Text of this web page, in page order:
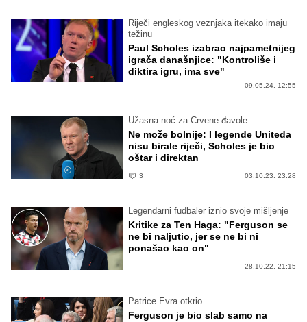
Riječi engleskog veznjaka itekako imaju
težinu
Paul Scholes izabrao najpametnijeg
igrača današnjice: "Kontroliše i
diktira igru, ima sve"
09.05.24. 12:55
Užasna noć za Crvene đavole
Ne može bolnije: I legende Uniteda
nisu birale riječi, Scholes je bio
oštar i direktan
3 03.10.23. 23:28
Legendarni fudbaler iznio svoje mišljenje
Kritike za Ten Haga: "Ferguson se
ne bi naljutio, jer se ne bi ni
ponašao kao on"
28.10.22. 21:15
Patrice Evra otkrio
Ferguson je bio slab samo na